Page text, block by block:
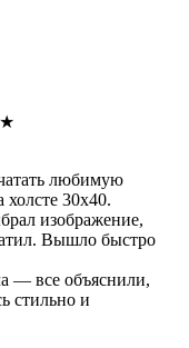
★
любимую
холсте 30х40.
изображение,
Вышло быстро
— все объяснили,
стильно и